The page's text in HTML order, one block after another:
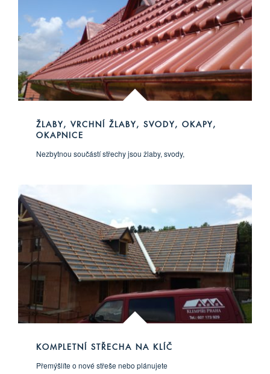
ŽLABY, VRCHNÍ ŽLABY, SVODY, OKAPY,
OKAPNICE
Nezbytnou součástí střechy jsou žlaby, svody,
KOMPLETNÍ STŘECHA NA KLÍČ
Přemýšlíte o nové střeše nebo plánujete